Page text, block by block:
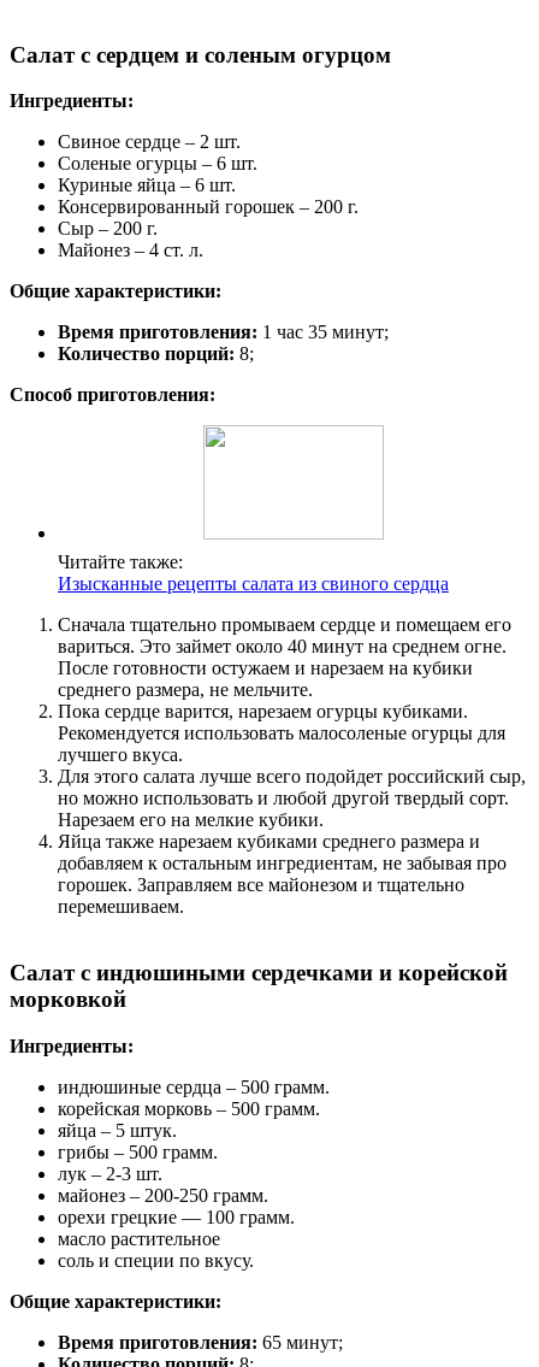
Салат с сердцем и соленым огурцом
Ингредиенты:
Свиное сердце – 2 шт.
Соленые огурцы – 6 шт.
Куриные яйца – 6 шт.
Консервированный горошек – 200 г.
Сыр – 200 г.
Майонез – 4 ст. л.
Общие характеристики:
Время приготовления: 1 час 35 минут;
Количество порций: 8;
Способ приготовления:
Читайте также:
Изысканные рецепты салата из свиного сердца
Сначала тщательно промываем сердце и помещаем его
вариться. Это займет около 40 минут на среднем огне.
После готовности остужаем и нарезаем на кубики
среднего размера, не мельчите.
Пока сердце варится, нарезаем огурцы кубиками.
Рекомендуется использовать малосоленые огурцы для
лучшего вкуса.
Для этого салата лучше всего подойдет российский сыр,
но можно использовать и любой другой твердый сорт.
Нарезаем его на мелкие кубики.
Яйца также нарезаем кубиками среднего размера и
добавляем к остальным ингредиентам, не забывая про
горошек. Заправляем все майонезом и тщательно
перемешиваем.
Салат с индюшиными сердечками и корейской
морковкой
Ингредиенты:
индюшиные сердца – 500 грамм.
корейская морковь – 500 грамм.
яйца – 5 штук.
грибы – 500 грамм.
лук – 2-3 шт.
майонез – 200-250 грамм.
орехи грецкие — 100 грамм.
масло растительное
соль и специи по вкусу.
Общие характеристики:
Время приготовления: 65 минут;